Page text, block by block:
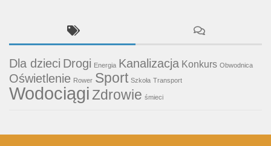
Dla dzieci Drogi Energia Kanalizacja Konkurs Obwodnica
Oświetlenie Rower Sport Szkoła Transport
WodociągiZdrowie śmieci